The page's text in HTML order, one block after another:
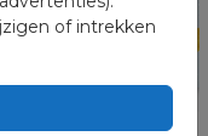
of intrekken